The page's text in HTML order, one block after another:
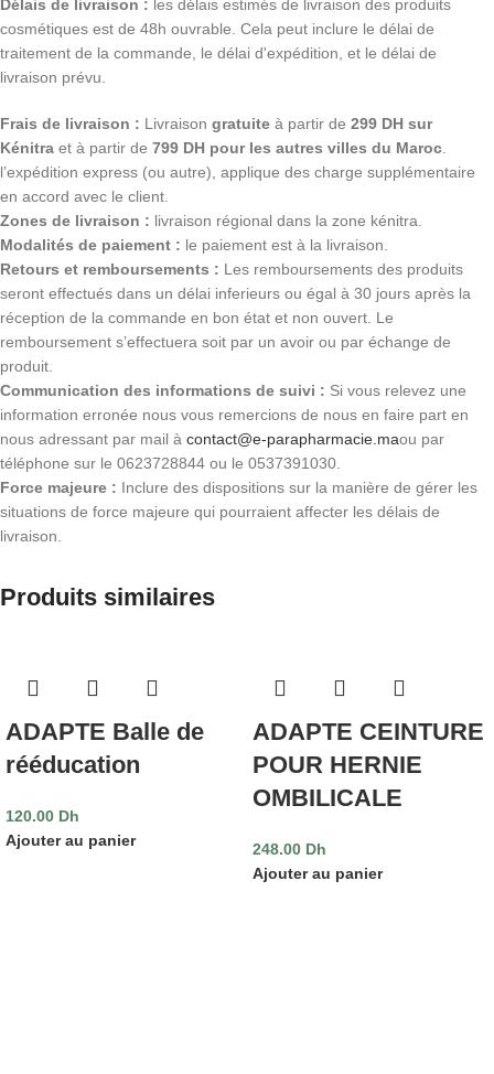
Délais de livraison : les délais estimés de livraison des produits
cosmétiques est de 48h ouvrable. Cela peut inclure le délai de
traitement de la commande, le délai d'expédition, et le délai de
livraison prévu.
Frais de livraison : Livraison gratuite à partir de 299 DH sur
Kénitra et à partir de 799 DH pour les autres villes du Maroc
l’expédition express (ou autre), applique des charge supplémentaire
en accord avec le client.
Zones de livraison : livraison régional dans la zone kénitra.
Modalités de paiement : le paiement est à la livraison.
Retours et remboursements : Les remboursements des produits
seront effectués dans un délai inferieurs ou égal à 30 jours après la
réception de la commande en bon état et non ouvert. Le
remboursement s’effectuera soit par un avoir ou par échange de
produit.
Communication des informations de suivi : Si vous relevez une
information erronée nous vous remercions de nous en faire part en
nous adressant par mail à contact@e-parapharmacie.maou par
téléphone sur le 0623728844 ou le 0537391030.
Force majeure : Inclure des dispositions sur la manière de gérer les
situations de force majeure qui pourraient affecter les délais de
livraison.
Produits similaires
ADAPTE Balle de
rééducation
120.00 Dh
Ajouter au panier
ADAPTE CEINTURE
POUR HERNIE
OMBILICALE
248.00 Dh
Ajouter au panier